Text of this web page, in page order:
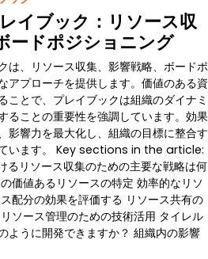
イブック：リソース収
ードポジショニング
は、リソース収集、影響戦略、ボードポ
アプローチを提供します。価値のある資
ことで、プレイブックは組織のダイナミ
ることの重要性を強調しています。効果
影響力を最大化し、組織の目標に整合す
います。 Key sections in the article:
リソース収集のための主要な戦略は何
価値あるリソースの特定 効率的なリソ
配分の効果を評価する リソース共有の
ソース管理のための技術活用 タイレル
ように開発できますか？ 組織内の影響